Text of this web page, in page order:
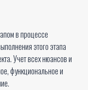
в процессе
этого этапа
Учет всех нюансов и
функциональное и